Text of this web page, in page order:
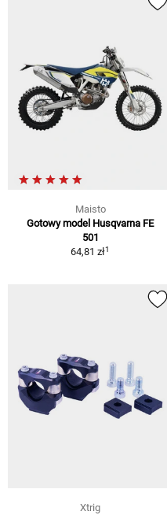
Maisto
Gotowy model Husqvarna FE
501
64,81 zł1
Xtrig